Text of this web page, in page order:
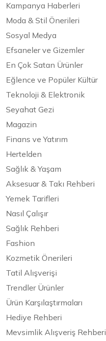
Kampanya Haberleri
Moda & Stil Önerileri
Sosyal Medya
Efsaneler ve Gizemler
En Çok Satan Ürünler
Eğlence ve Popüler Kültür
Teknoloji & Elektronik
Seyahat Gezi
Magazin
Finans ve Yatırım
Hertelden
Sağlık & Yaşam
Aksesuar & Takı Rehberi
Yemek Tarifleri
Nasıl Çalışır
Sağlık Rehberi
Fashion
Kozmetik Önerileri
Tatil Alışverişi
Trendler Ürünler
Ürün Karşılaştırmaları
Hediye Rehberi
Mevsimlik Alışveriş Rehberi